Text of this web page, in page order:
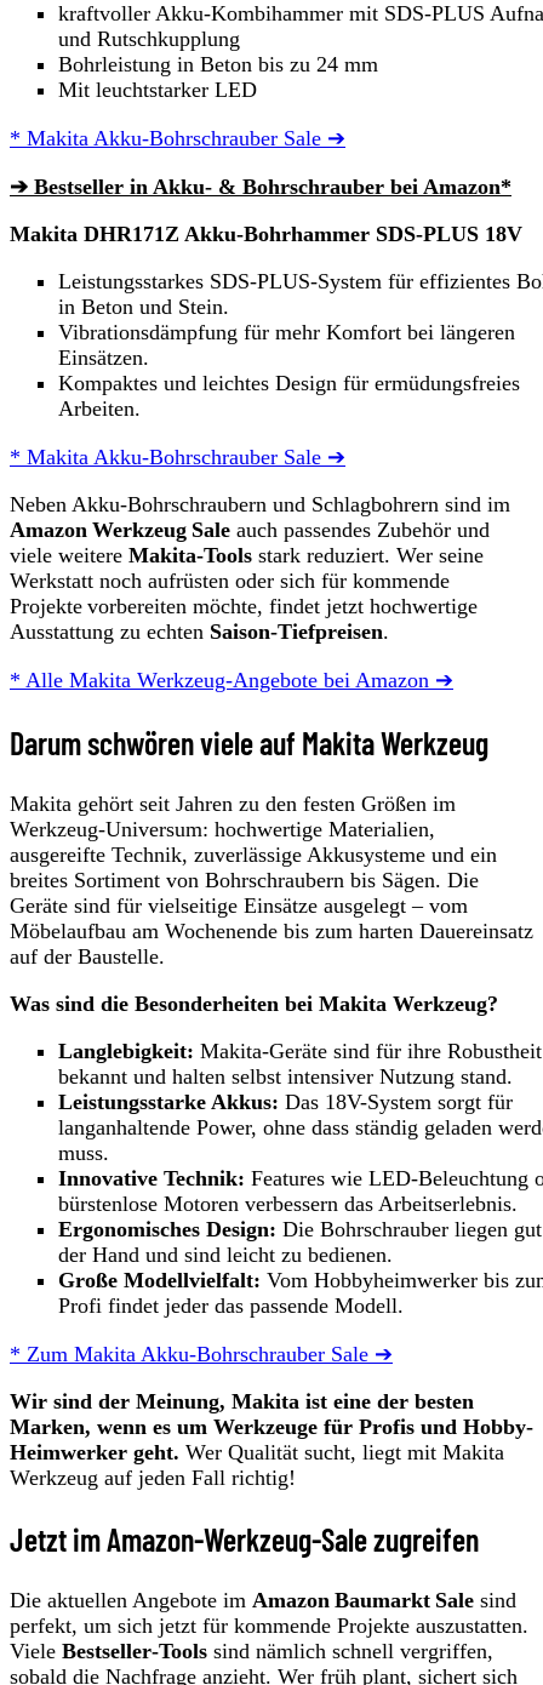
kraftvoller Akku-Kombihammer mit SDS-PLUS
und Rutschkupplung
Bohrleistung in Beton bis zu 24 mm
Mit leuchtstarker LED
* Makita Akku-Bohrschrauber Sale ➔
➔ Bestseller in Akku- & Bohrschrauber bei Amazon*
Makita DHR171Z Akku-Bohrhammer SDS-PLUS 18V
Leistungsstarkes SDS-PLUS-System für effizientes
in Beton und Stein.
Vibrationsdämpfung für mehr Komfort bei längeren
Einsätzen.
Kompaktes und leichtes Design für ermüdungsfreies
Arbeiten.
* Makita Akku-Bohrschrauber Sale ➔
Neben Akku‑Bohrschraubern und Schlagbohrern sind im
Amazon Werkzeug Sale auch passendes Zubehör und
viele weitere Makita‑Tools stark reduziert. Wer seine
Werkstatt noch aufrüsten oder sich für kommende
Projekte vorbereiten möchte, findet jetzt hochwertige
Ausstattung zu echten Saison‑Tiefpreisen.
* Alle Makita Werkzeug-Angebote bei Amazon ➔
Darum schwören viele auf Makita Werkzeug
Makita gehört seit Jahren zu den festen Größen im
Werkzeug-Universum: hochwertige Materialien,
ausgereifte Technik, zuverlässige Akkusysteme und ein
breites Sortiment von Bohrschraubern bis Sägen. Die
Geräte sind für vielseitige Einsätze ausgelegt – vom
Möbelaufbau am Wochenende bis zum harten Dauereinsatz
auf der Baustelle.
Was sind die Besonderheiten bei Makita Werkzeug?
Langlebigkeit: Makita-Geräte sind für ihre Robustheit
bekannt und halten selbst intensiver Nutzung stand.
Leistungsstarke Akkus: Das 18V-System sorgt für
langanhaltende Power, ohne dass ständig geladen
muss.
Innovative Technik: Features wie LED-Beleuchtung
bürstenlose Motoren verbessern das Arbeitserlebnis.
Ergonomisches Design: Die Bohrschrauber liegen
der Hand und sind leicht zu bedienen.
Große Modellvielfalt: Vom Hobbyheimwerker bis
Profi findet jeder das passende Modell.
* Zum Makita Akku-Bohrschrauber Sale ➔
Wir sind der Meinung, Makita ist eine der besten
Marken, wenn es um Werkzeuge für Profis und Hobby-
Heimwerker geht. Wer Qualität sucht, liegt mit Makita
Werkzeug auf jeden Fall richtig!
Jetzt im Amazon-Werkzeug-Sale zugreifen
Die aktuellen Angebote im Amazon Baumarkt Sale sind
perfekt, um sich jetzt für kommende Projekte auszustatten.
Viele Bestseller‑Tools sind nämlich schnell vergriffen,
sobald die Nachfrage anzieht. Wer früh plant, sichert sich